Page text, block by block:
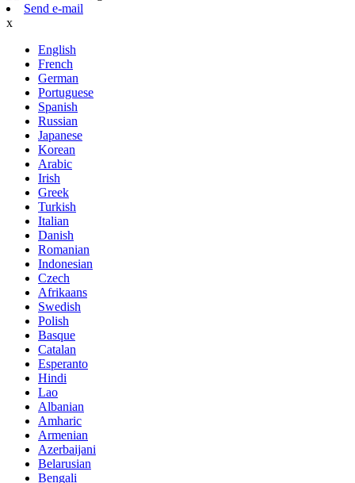
Send e-mail
x
English
French
German
Portuguese
Spanish
Russian
Japanese
Korean
Arabic
Irish
Greek
Turkish
Italian
Danish
Romanian
Indonesian
Czech
Afrikaans
Swedish
Polish
Basque
Catalan
Esperanto
Hindi
Lao
Albanian
Amharic
Armenian
Azerbaijani
Belarusian
Bengali